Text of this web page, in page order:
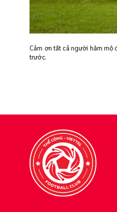
Cảm ơn tất cả người hâm mộ
trước.